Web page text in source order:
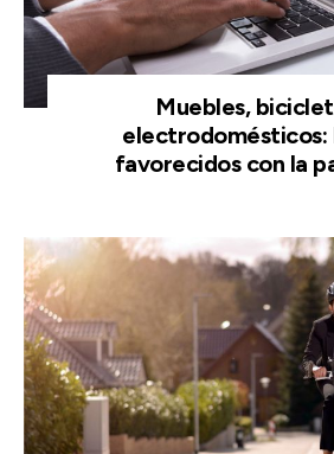
Muebles,
electrodomésticos:
favorecidos con la